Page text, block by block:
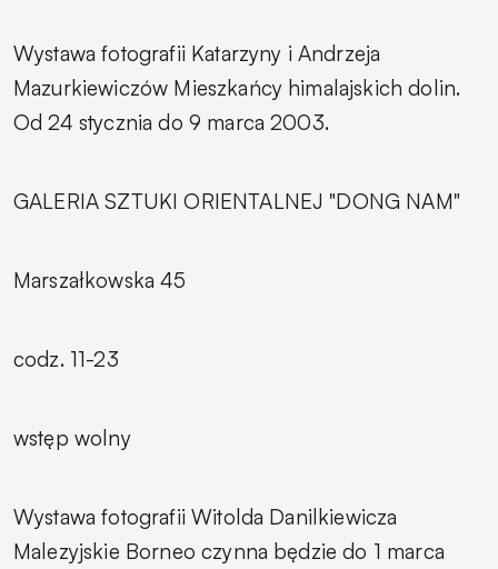
Wystawa fotografii Katarzyny i Andrzeja
Mazurkiewiczów Mieszkańcy himalajskich dolin.
Od 24 stycznia do 9 marca 2003.
GALERIA SZTUKI ORIENTALNEJ "DONG NAM"
Marszałkowska 45
codz. 11-23
wstęp wolny
Wystawa fotografii Witolda Danilkiewicza
Malezyjskie Borneo czynna będzie do 1 marca